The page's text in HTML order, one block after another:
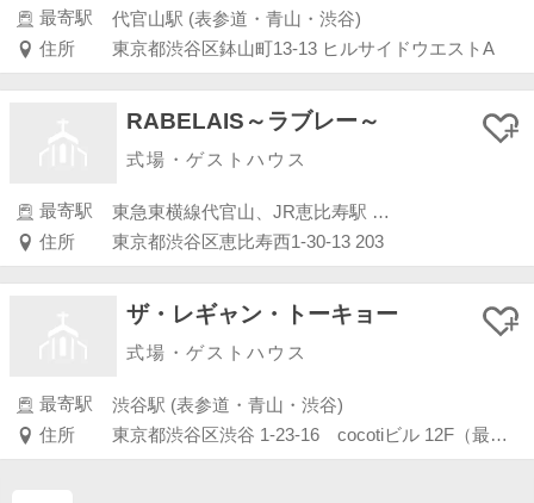
最寄駅
代官山駅 (表参道・青山・渋谷)
住所
東京都渋谷区鉢山町13-13 ヒルサイドウエストA
RABELAIS～ラブレー～
式場・ゲストハウス
最寄駅
東急東横線代官山、JR恵比寿駅 (六本木・赤坂・恵比寿・白金)
住所
東京都渋谷区恵比寿西1-30-13 203
ザ・レギャン・トーキョー
式場・ゲストハウス
最寄駅
渋谷駅 (表参道・青山・渋谷)
住所
東京都渋谷区渋谷 1-23-16 cocotiビル 12F（最上階）